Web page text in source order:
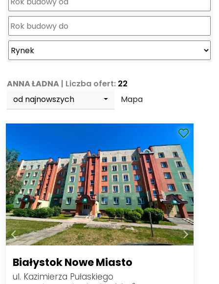
ANNA ŁADNA | Liczba ofert: 22
od najnowszych
Mapa
Białystok Nowe Miasto
ul. Kazimierza Pułaskiego